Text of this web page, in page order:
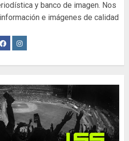
y banco de imagen. Nos
e imágenes de calidad